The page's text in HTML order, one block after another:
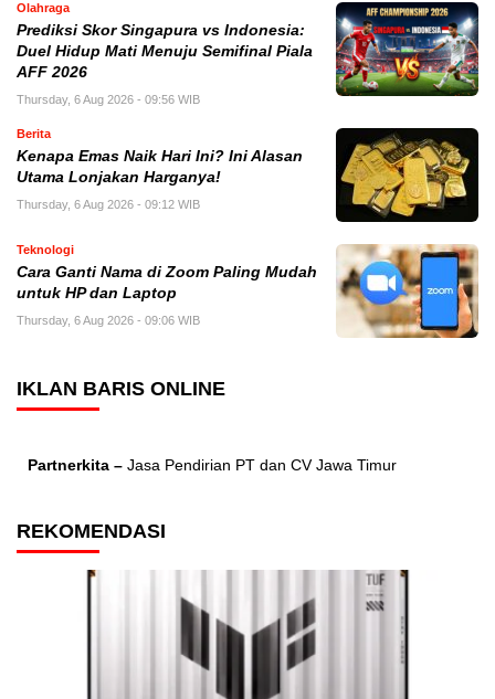
Olahraga
Prediksi Skor Singapura vs Indonesia:
Duel Hidup Mati Menuju Semifinal Piala
AFF 2026
Thursday, 6 Aug 2026 - 09:56 WIB
Berita
Kenapa Emas Naik Hari Ini? Ini Alasan
Utama Lonjakan Harganya!
Thursday, 6 Aug 2026 - 09:12 WIB
Teknologi
Cara Ganti Nama di Zoom Paling Mudah
untuk HP dan Laptop
Thursday, 6 Aug 2026 - 09:06 WIB
IKLAN BARIS ONLINE
Partnerkita – Jasa Pendirian PT dan CV Jawa Timur
REKOMENDASI